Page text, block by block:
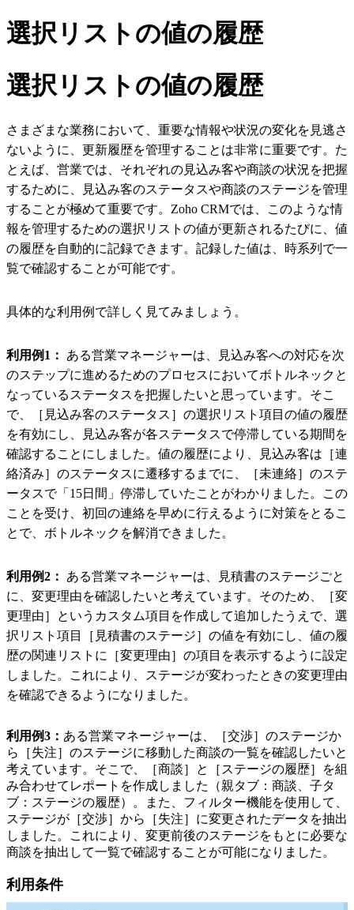
選択リストの値の履歴
選択リストの値の履歴
さまざまな業務において、重要な情報や状況の変化を見逃さ
ないように、更新履歴を管理することは非常に重要です。た
とえば、営業では、それぞれの見込み客や商談の状況を把握
するために、見込み客のステータスや商談のステージを管理
することが極めて重要です。Zoho CRMでは、このような情
報を管理するための選択リストの値が更新されるたびに、値
の履歴を自動的に記録できます。記録した値は、時系列で一
覧で確認することが可能です。
具体的な利用例で詳しく見てみましょう。
利用例1： ある営業マネージャーは、見込み客への対応を次
のステップに進めるためのプロセスにおいてボトルネックと
なっているステータスを把握したいと思っています。そこ
で、［見込み客のステータス］の選択リスト項目の値の履歴
を有効にし、見込み客が各ステータスで停滞している期間を
確認することにしました。値の履歴により、見込み客は［連
絡済み］のステータスに遷移するまでに、［未連絡］のステ
ータスで「15日間」停滞していたことがわかりました。この
ことを受け、初回の連絡を早めに行えるように対策をとるこ
とで、ボトルネックを解消できました。
利用例2： ある営業マネージャーは、見積書のステージごと
に、変更理由を確認したいと考えています。そのため、［変
更理由］というカスタム項目を作成して追加したうえで、選
択リスト項目［見積書のステージ］の値を有効にし、値の履
歴の関連リストに［変更理由］の項目を表示するように設定
しました。これにより、ステージが変わったときの変更理由
を確認できるようになりました。
利用例3： ある営業マネージャーは、［交渉］のステージか
ら［失注］のステージに移動した商談の一覧を確認したいと
考えています。そこで、［商談］と［ステージの履歴］を組
み合わせてレポートを作成しました（親タブ：商談、子タ
ブ：ステージの履歴）。また、フィルター機能を使用して、
ステージが［交渉］から［失注］に変更されたデータを抽出
しました。これにより、変更前後のステージをもとに必要な
商談を抽出して一覧で確認することが可能になりました。
利用条件